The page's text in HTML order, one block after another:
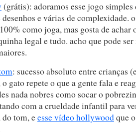
(grátis): adoramos esse jogo
desenhos e várias de complexidade.
como joga, mas gosta de achar
legal e tudo. acho que pode
: sucesso absoluto entre crianças
gato repete o que a gente fala e
nada nobres como socar o
com a crueldade infantil para
do tom, eesse vídeo hollywoodque